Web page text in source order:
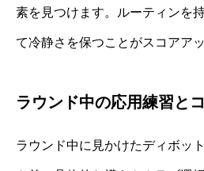
素を見つけます。ルーティンを
て冷静さを保つことがスコアア
ラウンド中の応用練習と
ラウンド中に見かけたディボッ